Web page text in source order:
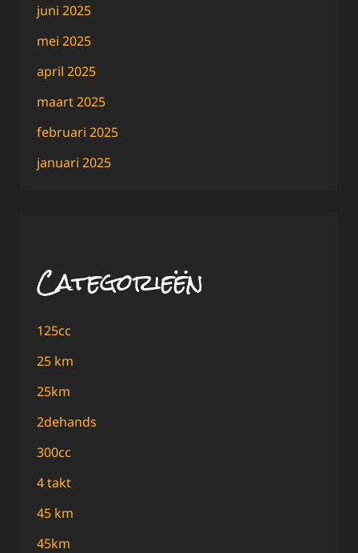
juni 2025
mei 2025
april 2025
maart 2025
februari 2025
januari 2025
Categorieën
125cc
25 km
25km
2dehands
300cc
4 takt
45 km
45km